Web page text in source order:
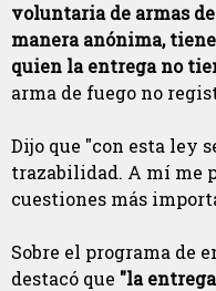
voluntaria de armas
manera anónima,
quien la entrega no
arma de fuego no
Dijo que "con esta ley
trazabilidad. A mí me
cuestiones más
Sobre el programa de
destacó que "la